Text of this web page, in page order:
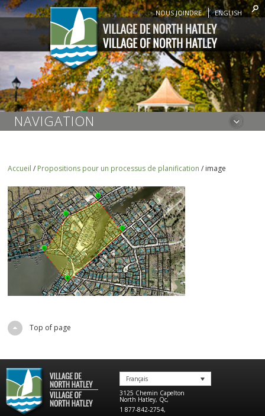
NOUS JOINDRE ENGLISH
NAVIGATION
Accueil / Propositions pour un processus de planification / image
Top of page
Français
3125 Chemin Capelton
North Hatley, Qc,
1 877-842-2754,